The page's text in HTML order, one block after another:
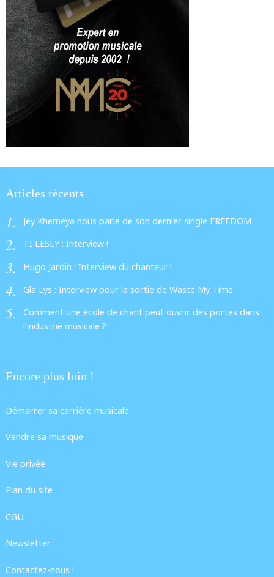
Articles récents
Jey Khemeya nous parle de son dernier single FREEDOM
TI LESLY : Interview !
Hugo Jardin : Interview du chanteur !
Gla Lys : Interview pour la sortie de Waste My Time
Comment une école de chant peut ouvrir des portes dans
l’industrie musicale ?
Encore plus loin !
Démarrer sa carrière musicale
Vendre sa musique
Vie privée
Plan du site
CGU
Newsletter
Contactez-nous !